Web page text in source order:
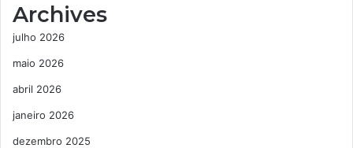
Archives
julho 2026
maio 2026
abril 2026
janeiro 2026
dezembro 2025